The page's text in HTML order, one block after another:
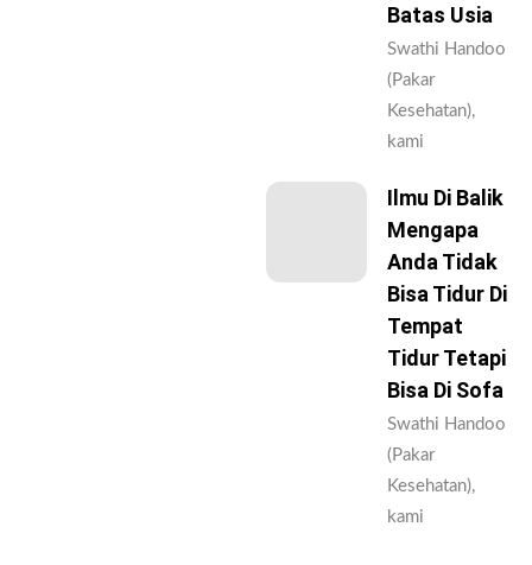
Batas Usia
Swathi Handoo
(Pakar
Kesehatan),
kami
Ilmu Di Balik
Mengapa
Anda Tidak
Bisa Tidur Di
Tempat
Tidur Tetapi
Bisa Di Sofa
Swathi Handoo
(Pakar
Kesehatan),
kami